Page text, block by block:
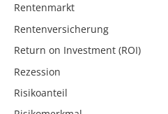
Rentenmarkt
Rentenversicherung
Return on Investment (ROI)
Rezession
Risikoanteil